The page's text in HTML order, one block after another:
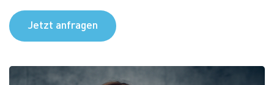
Jetzt anfragen